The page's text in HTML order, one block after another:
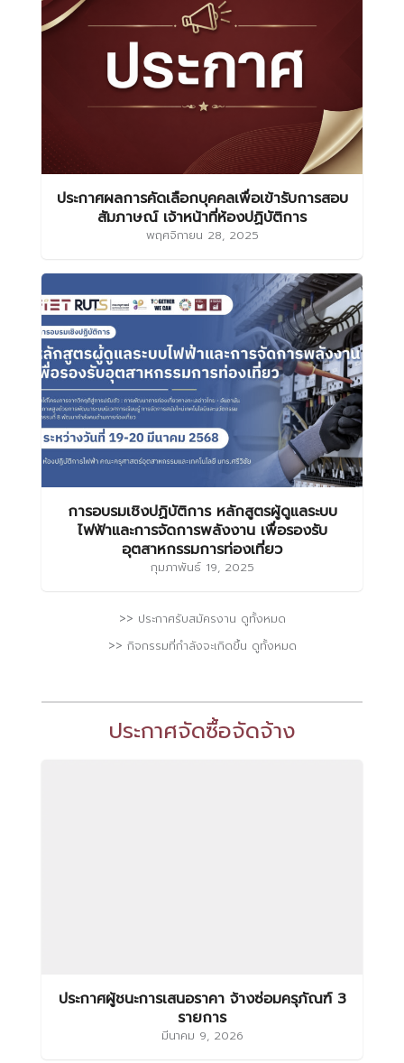
ประกาศผลการคัดเลือกบุคคลเพื่อเข้ารับการสอบ
สัมภาษณ์ เจ้าหน้าที่ห้องปฏิบัติการ
พฤศจิกายน 28, 2025
การอบรมเชิงปฏิบัติการ หลักสูตรผู้ดูแลระบบ
ไฟฟ้าและการจัดการพลังงาน เพื่อรองรับ
อุตสาหกรรมการท่องเที่ยว
กุมภาพันธ์ 19, 2025
>> ประกาศรับสมัครงาน ดูทั้งหมด
>> กิจกรรมที่กำลังจะเกิดขึ้น ดูทั้งหมด
ประกาศจัดซื้อจัดจ้าง
ประกาศผู้ชนะการเสนอราคา จ้างซ่อมครุภัณฑ์ 3
รายการ
มีนาคม 9, 2026